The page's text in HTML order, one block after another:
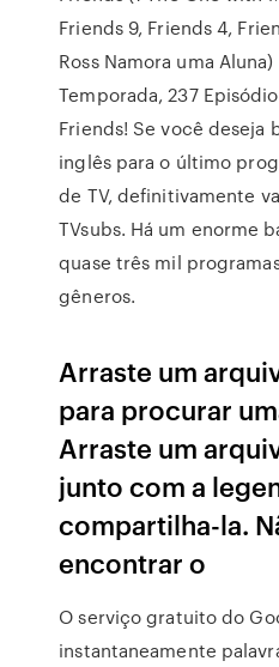
Friends 9, Friends 4,
Ross Namora uma Aluna)
Temporada, 237
Friends! Se você deseja
inglês para o último
de TV, definitivamente
TVsubs. Há um enorme
quase três mil
gêneros.
Arraste um
para procurar
Arraste um
junto com a
compartilha-la.
encontrar o
O serviço gratuito do
instantaneamente